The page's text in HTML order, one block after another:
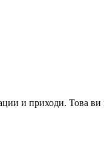
и приходи. Това